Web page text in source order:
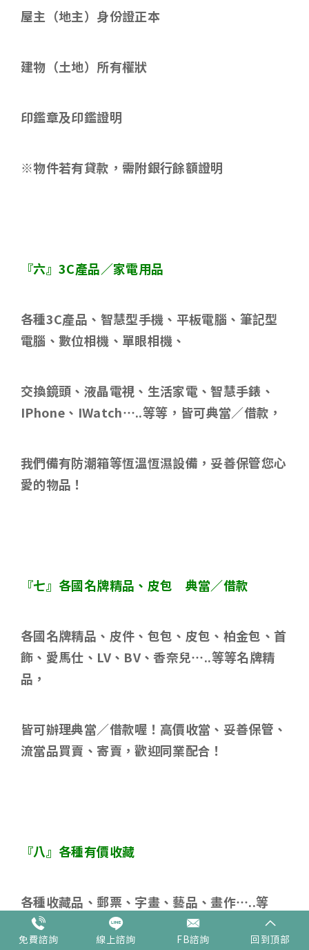
屋主（地主）身份證正本
建物（土地）所有權狀
印鑑章及印鑑證明
※物件若有貸款，需附銀行餘額證明
『六』3C產品／家電用品
各種3C產品、智慧型手機、平板電腦、筆記型
電腦、數位相機、單眼相機、
交換鏡頭、液晶電視、生活家電、智慧手錶、
IPhone 、 IWatch…..等等，皆可典當／借款，
我們備有防潮箱等恆溫恆濕設備，妥善保管您心
愛的物品！
『七』各國名牌精品、皮包 典當／借款
各國名牌精品、皮件、包包、皮包、柏金包、首
飾、愛馬仕、 LV、 BV 、香奈兒…..等等名牌精
品，
皆可辦理典當／借款喔！高價收當、妥善保管、
流當品買賣、寄賣，歡迎同業配合！
『八』各種有價收藏
各種收藏品、郵票、字畫、藝品、畫作…..等
等，歡迎詢問，高價收當，妥善保存！
免費諮詢 線上諮詢 FB諮詢 回到頂部